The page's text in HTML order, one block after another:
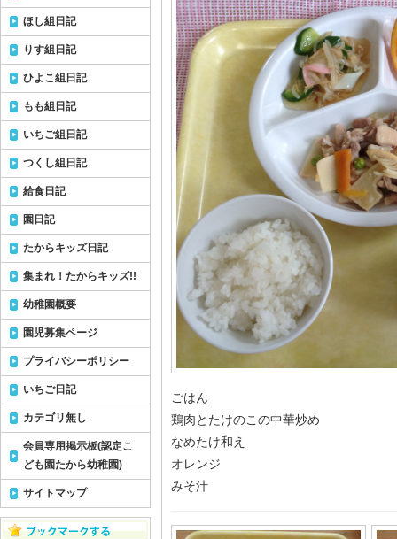
ごはん
鶏肉とたけのこの中華炒め
なめたけ和え
オレンジ
みそ汁
ほし組日記
りす組日記
ひよこ組日記
もも組日記
いちご組日記
つくし組日記
給食日記
園日記
たからキッズ日記
集まれ！たからキッズ!!
幼稚園概要
園児募集ページ
プライバシーポリシー
いちご日記
カテゴリ無し
会員専用掲示板(認定こ
ども園たから幼稚園)
サイトマップ